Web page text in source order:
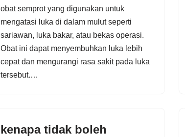
obat semprot yang digunakan untuk
mengatasi luka di dalam mulut seperti
sariawan, luka bakar, atau bekas operasi.
Obat ini dapat menyembuhkan luka lebih
cepat dan mengurangi rasa sakit pada luka
tersebut.…
kenapa tidak boleh